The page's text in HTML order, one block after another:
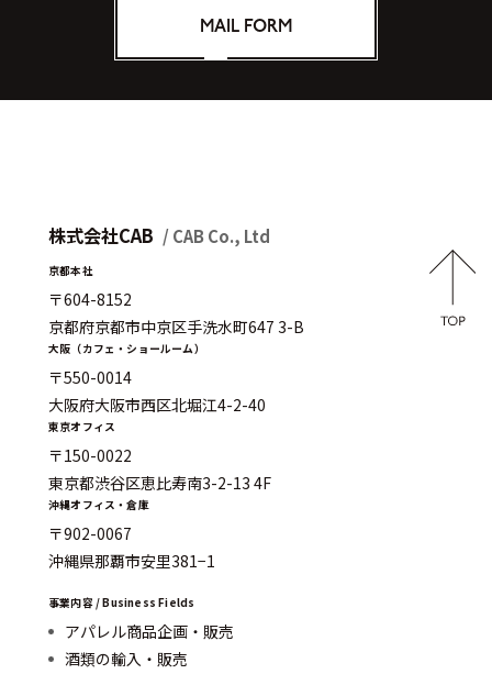
MAIL FORM
株式会社CAB / CAB Co., Ltd
京都本社
〒604-8152
京都府京都市中京区手洗水町647 3-B
大阪（カフェ・ショールーム）
〒550-0014
大阪府大阪市西区北堀江4-2-40
東京オフィス
〒150-0022
東京都渋谷区恵比寿南3-2-13 4F
沖縄オフィス・倉庫
〒902-0067
沖縄県那覇市安里381−1
事業内容 / Business Fields
アパレル商品企画・販売
酒類の輸入・販売